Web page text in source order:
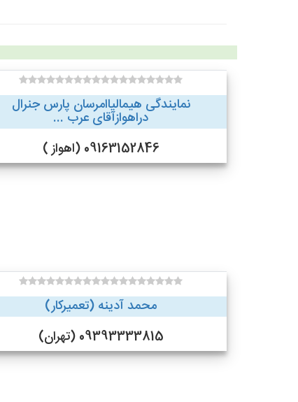
نمایندگی هیمالیاامرسان پارس جنرال
دراهوازآقای عرب ...
09163152846 (اهواز )
محمد آدینه (تعمیرکار)
09393333815 (تهران)